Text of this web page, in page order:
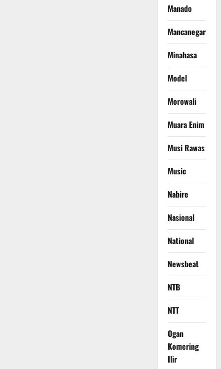
Manado
Mancanegara
Minahasa
Model
Morowali
Muara Enim
Musi Rawas
Music
Nabire
Nasional
National
Newsbeat
NTB
NTT
Ogan
Komering
Ilir